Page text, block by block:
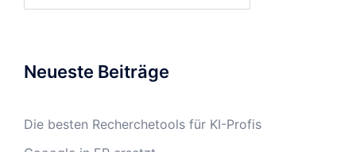
Neueste Beiträge
Die besten Recherchetools für KI-Profis